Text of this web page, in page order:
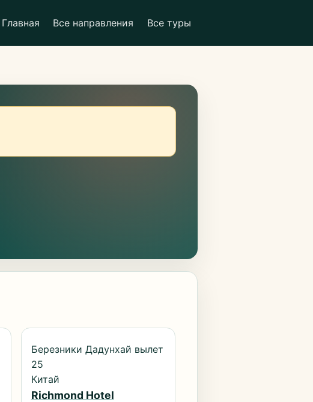
Главная Все направления Все туры
Березники Дадунхай вылет
25
Китай
Richmond Hotel